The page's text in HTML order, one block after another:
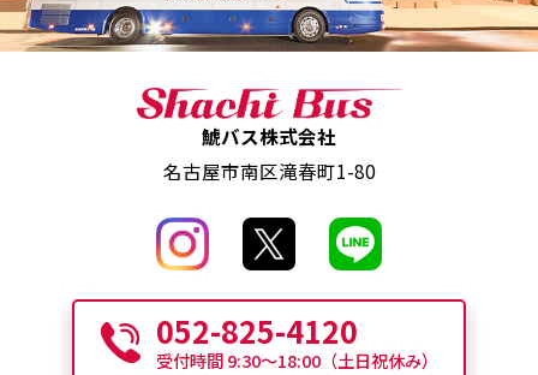
鯱バス株式会社
名古屋市南区滝春町1-80
052-825-4120
受付時間 9:30〜18:00（土日祝休み）